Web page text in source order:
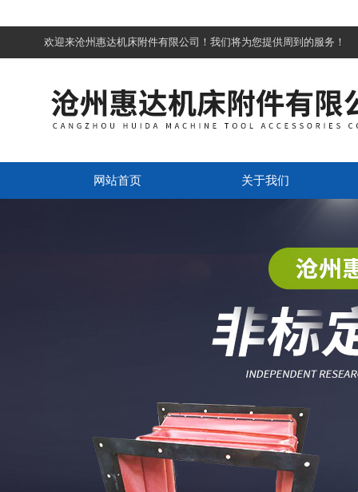
欢迎来沧州惠达机床附件有限公司！我们将为您提供周到的服务！
网站首页 关于我们